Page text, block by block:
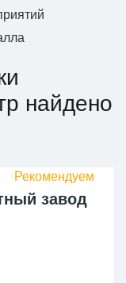
найдено
завод